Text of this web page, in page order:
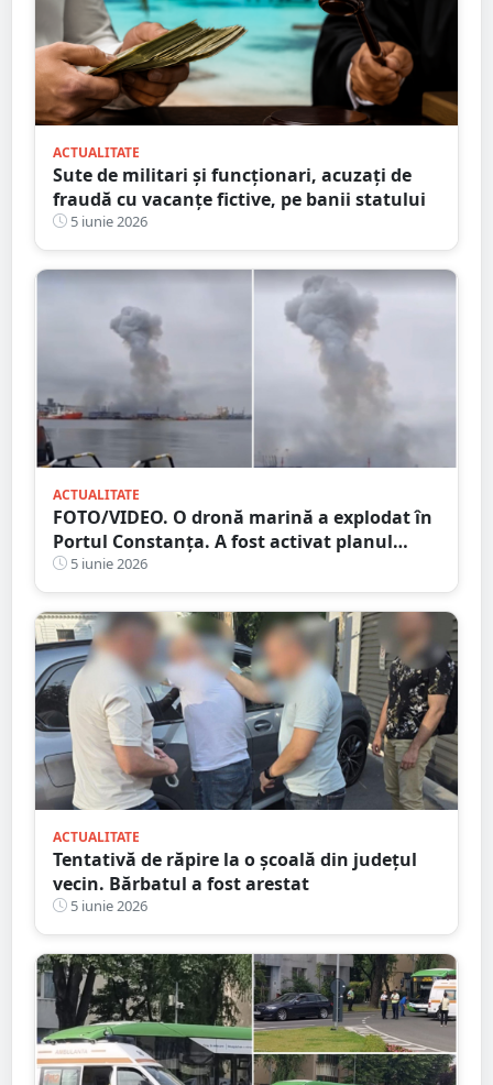
ACTUALITATE
Sute de militari și funcționari, acuzați de
fraudă cu vacanțe fictive, pe banii statului
5 iunie 2026
ACTUALITATE
FOTO/VIDEO. O dronă marină a explodat în
Portul Constanța. A fost activat planul
Roșu de Intervenție
5 iunie 2026
ACTUALITATE
Tentativă de răpire la o școală din județul
vecin. Bărbatul a fost arestat
5 iunie 2026